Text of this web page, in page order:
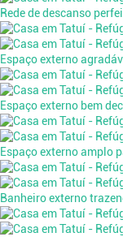
Rede de descanso
Espaço externo
Espaço externo bem
Espaço externo amplo
Banheiro externo